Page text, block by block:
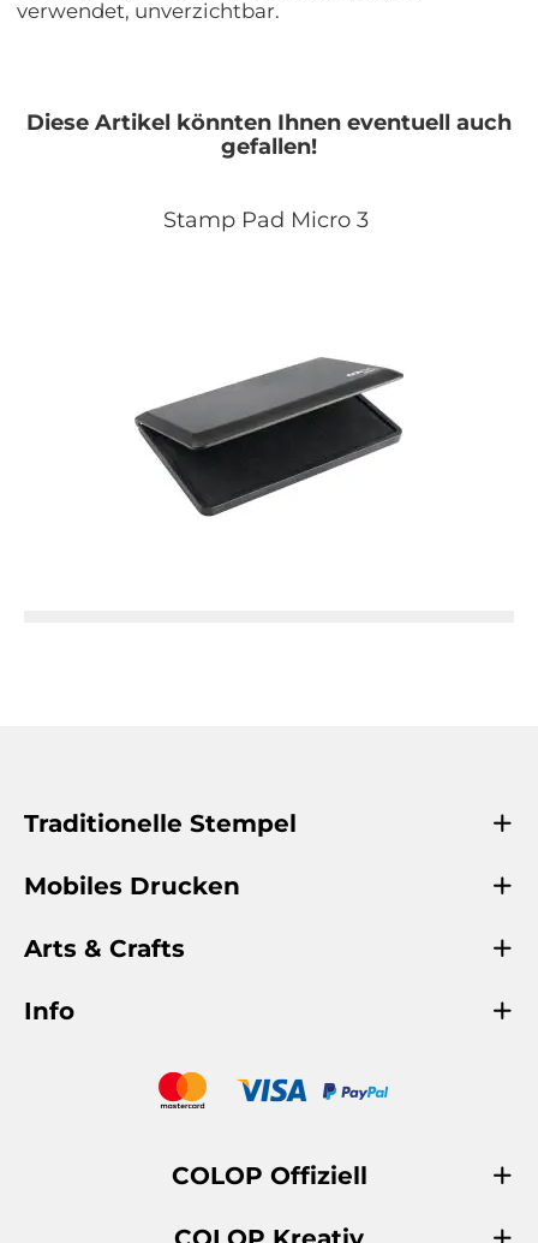
verwendet, unverzichtbar.
Diese Artikel könnten Ihnen eventuell auch
gefallen!
Stamp Pad Micro 3
Traditionelle Stempel
Mobiles Drucken
Arts & Crafts
Info
COLOP Offiziell